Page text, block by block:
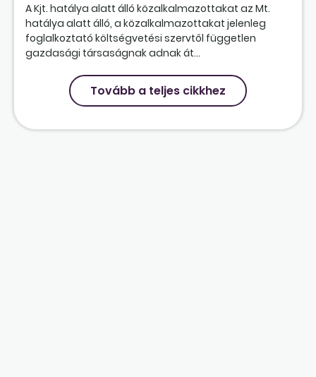
A Kjt. hatálya alatt álló közalkalmazottakat az Mt.
hatálya alatt álló, a közalkalmazottakat jelenleg
foglalkoztató költségvetési szervtől független
gazdasági társaságnak adnak át...
Tovább a teljes cikkhez